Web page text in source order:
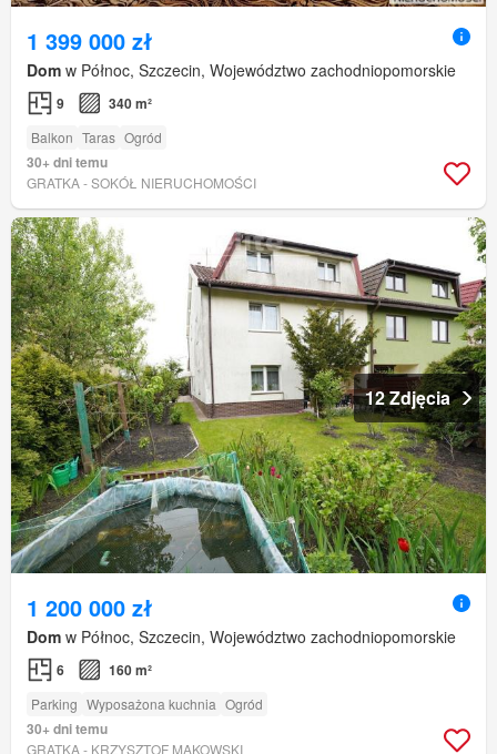
1 399 000 zł
Dom w Północ, Szczecin, Województwo zachodniopomorskie
9 340 m²
Balkon Taras Ogród
30+ dni temu
GRATKA - SOKÓŁ NIERUCHOMOŚCI
12 Zdjęcia
1 200 000 zł
Dom w Północ, Szczecin, Województwo zachodniopomorskie
6 160 m²
Parking Wyposażona kuchnia Ogród
30+ dni temu
GRATKA - KRZYSZTOF MAKOWSKI